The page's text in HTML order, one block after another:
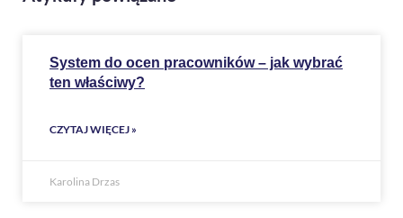
System do ocen pracowników – jak wybrać
ten właściwy?
CZYTAJ WIĘCEJ »
Karolina Drzas